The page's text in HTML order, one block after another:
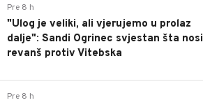
Pre 8 h
"Ulog je veliki, ali vjerujemo u prolaz
dalje": Sandi Ogrinec svjestan šta nosi
revanš protiv Vitebska
Pre 8 h